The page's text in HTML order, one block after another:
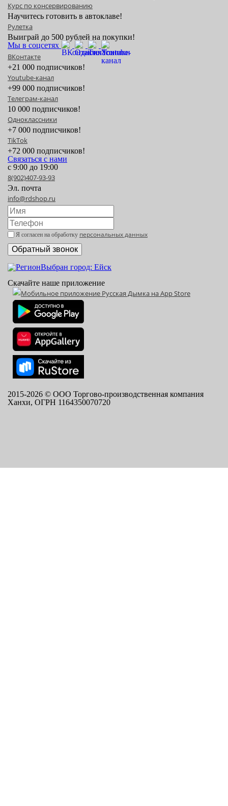
Курс по консервированию
Научитесь готовить в автоклаве!
Рулетка
Выиграй до 500 рублей на покупки!
Мы в соцсетях
ВКонтакте
+21 000 подписчиков!
Youtube-канал
+99 000 подписчиков!
Телеграм-канал
10 000 подписчиков!
Одноклассники
+7 000 подписчиков!
TikTok
+72 000 подписчиков!
Связаться с нами
с 9:00 до 19:00
8(902)407-93-93
Эл. почта
info@rdshop.ru
Я согласен на обработку персональных данных
Выбран город: Ейск
Скачайте наше приложение
2015-2026 © ООО Торгово-производственная компания
Ханхи, ОГРН 1164350070720